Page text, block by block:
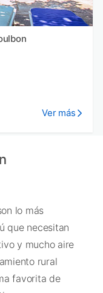
Ver más
lo más
que necesitan
y mucho aire
rural
favorita de